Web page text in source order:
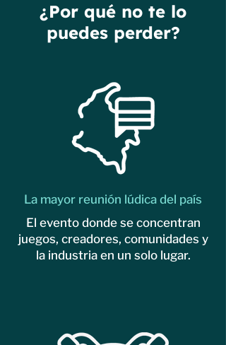
¿Por qué no te lo
puedes perder?
La mayor reunión lúdica del país
El evento donde se concentran
juegos, creadores, comunidades y
la industria en un solo lugar.